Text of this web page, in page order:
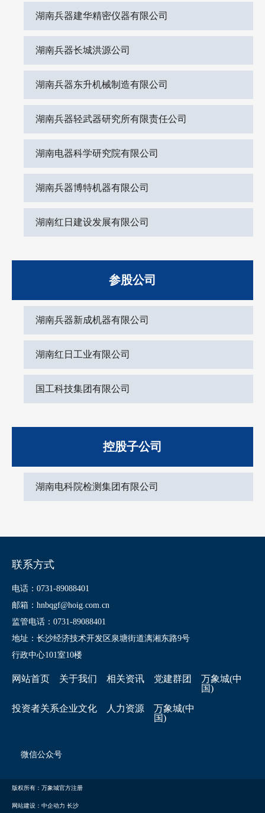
湖南兵器建华精密仪器有限公司
湖南兵器长城洪源公司
湖南兵器东升机械制造有限公司
湖南兵器轻武器研究所有限责任公司
湖南电器科学研究院有限公司
湖南兵器博特机器有限公司
湖南红日建设发展有限公司
参股公司
湖南兵器新成机器有限公司
湖南红日工业有限公司
国工科技集团有限公司
控股子公司
湖南电科院检测集团有限公司
联系方式
电话：0731-89088401
邮箱：hnbqgf@hoig.com.cn
监管电话：0731-89088401
地址：长沙经济技术开发区泉塘街道漓湘东路9号
行政中心101室10楼
网站首页 关于我们 相关资讯 党建群团
万象城(中
国)
投资者关系企业文化 人力资源
万象城(中
国)
微信公众号
版权所有：万象城官方注册
网站建设：中企动力 长沙